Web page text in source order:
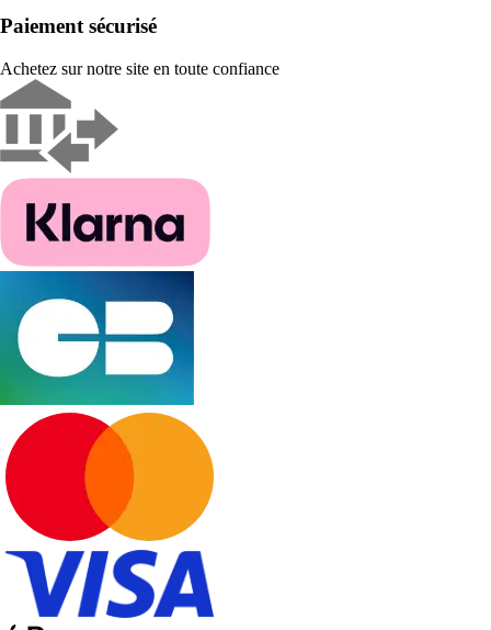
Paiement sécurisé
Achetez sur notre site en toute confiance